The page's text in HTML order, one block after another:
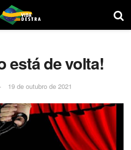
está de volta!
19 de outubro de 2021